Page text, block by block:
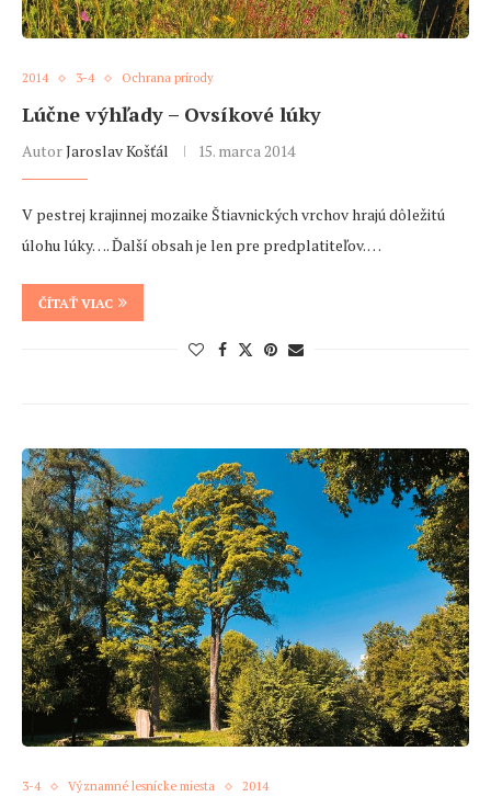
2014 3-4 Ochrana prírody
Lúčne výhľady – Ovsíkové lúky
AutorJaroslav Košťál 15. marca 2014
V pestrej krajinnej mozaike Štiavnických vrchov hrajú dôležitú
úlohu lúky…. Ďalší obsah je len pre predplatiteľov. …
ČÍTAŤ VIAC
3-4 Významné lesnícke miesta 2014